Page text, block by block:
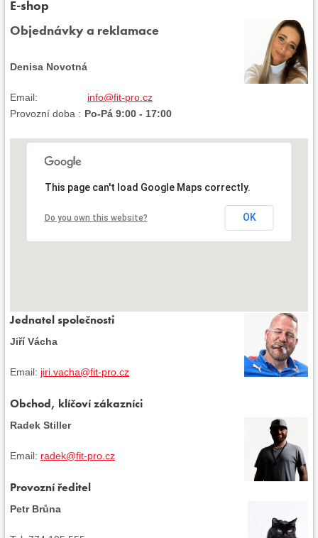
E-shop
Objednávky a reklamace
Denisa Novotná
Email:
info@fit-pro.cz
Provozní doba : Po-Pá 9:00 - 17:00
This page can't load Google Maps correctly.
Do you own this website? OK
Jednatel společnosti
Jiří Vácha
Email: jiri.vacha@fit-pro.cz
Obchod, klíčoví zákazníci
Radek Stiller
Email: radek@fit-pro.cz
Provozní ředitel
Petr Brůna